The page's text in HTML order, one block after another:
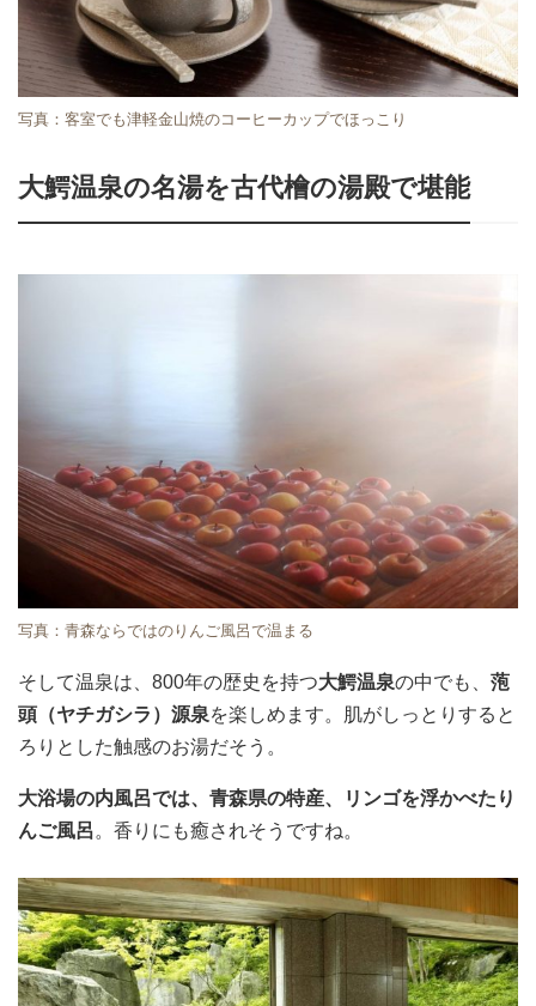
写真：客室でも津軽金山焼のコーヒーカップでほっこり
大鰐温泉の名湯を古代檜の湯殿で堪能
写真：青森ならではのりんご風呂で温まる
そして温泉は、800年の歴史を持つ大鰐温泉の中でも、 萢
頭（ヤチガシラ）源泉を楽しめます。肌がしっとりすると
ろりとした触感のお湯だそう。
大浴場の内風呂では、青森県の特産、リンゴを浮かべたり
んご風呂。香りにも癒されそうですね。